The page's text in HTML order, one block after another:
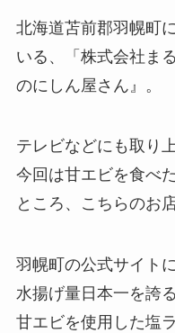
北海道苫前郡羽幌町
いる、「株式会社ま
のにしん屋さん』。
テレビなどにも取り
今回は甘エビを食べ
ところ、こちらのお
羽幌町の公式サイト
水揚げ量日本一を誇
甘エビを使用した塩